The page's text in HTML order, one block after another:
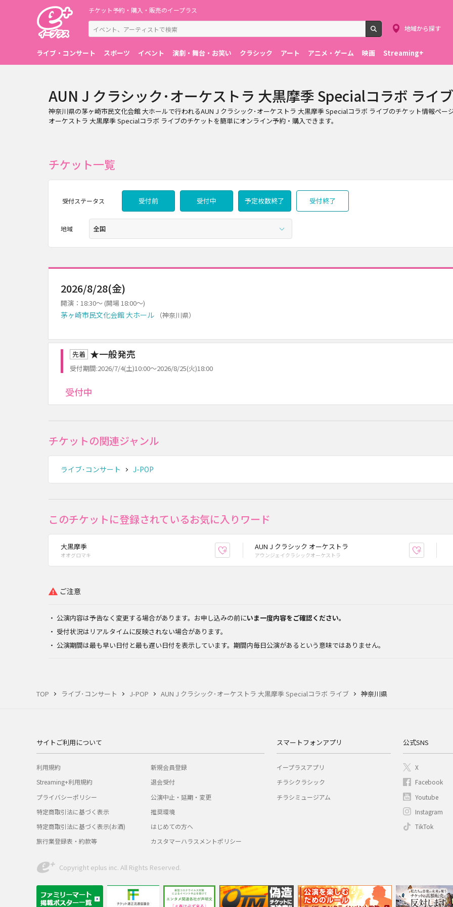
チケット予約・購入・販売のイープラス
検索
地域から探す
ライブ・コンサート スポーツ イベント 演劇・舞台・お笑い クラシック アート アニメ・ゲーム 映画 Streaming+
TOP ライブ･コンサート J-POP AUN J クラシック･オーケストラ 大黒摩季 Specialコラボ ライブ 神奈川県
AUN J クラシック･オーケストラ 大黒摩季 Specialコラボ ライ
神奈川県の茅ヶ崎市民文化会館 大ホールで行われるAUN J クラシック･オーケストラ 大黒摩季 Specialコラボ ライブのチケット情報ペ
オーケストラ 大黒摩季 Specialコラボ ライブのチケットを簡単にオンライン予約・購入できます。
チケット一覧
受付ステータス 受付前 受付中 予定枚数終了 受付終了
地域
2026/8/28(金)
開演：18:30～ (開場 18:00～)
茅ヶ崎市民文化会館 大ホール （神奈川県）
先着 ★一般発売
受付期間:2026/7/4(土)10:00～2026/8/25(火)18:00
受付中
チケットの関連ジャンル
ライブ･コンサート J-POP
このチケットに登録されているお気に入りワード
大黒摩季
オオグロマキ お気に入り登録AUN J クラシック オーケストラ
アウンジェイクラシックオーケストラ
ご注意
公演内容は予告なく変更する場合があります。お申し込みの前にいま一度内容をご確認ください。
受付状況はリアルタイムに反映されない場合があります。
公演期間は最も早い日付と最も遅い日付を表示しています。期間内毎日公演があるという意味ではありません。
サイトご利用について
利用規約
Streaming+利用規約
プライバシーポリシー
特定商取引法に基づく表示
特定商取引法に基づく表示(お酒)
旅行業登録表・約款等
新規会員登録
退会受付
公演中止・延期・変更
推奨環境
はじめての方へ
カスタマーハラスメントポリシー
スマートフォンアプリ
イープラスアプリ
チラシクラシック
チラシミュージアム
公式SNS
X
Facebook
Youtube
Instagram
TikTok
Copyright eplus inc. All Rights Reserved.